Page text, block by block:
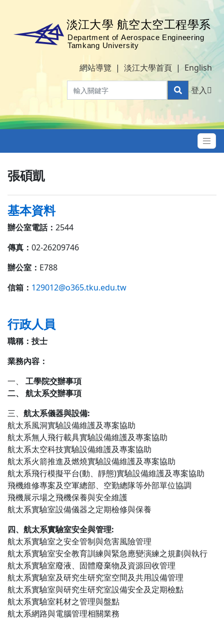
網站導覽 | 淡江大學首頁 | English
登入
張碩凱
基本資料
辦公室電話： 2544
傳真： 02-26209746
辦公室： E788
信箱： 129012@o365.tku.edu.tw
行政人員
職稱：技士
業務內容：
一、 工學院交辦事項
二、 航太系交辦事項
三、 航太系儀器與設備:
航太系風洞實驗設備維護及專案協助
航太系無人飛行載具實驗設備維護及專案協助
航太系太空科技實驗設備維護及專案協助
航太系火箭推進及燃燒實驗設備維護及專案協助
航太系飛行模擬平台(動、靜態)實驗設備維護及專案協助
飛機維修專案及空軍總部、空勤總隊等外部單位協調
飛機展示場之飛機保養與安全維護
航太系實驗室設備儀器之定期檢修與保養
四、航太系實驗室安全與管理:
航太系實驗室之安全管制與危害風險管理
航太系實驗室安全教育訓練與緊急應變演練之規劃與執行
航太系實驗室廢液、固體廢棄物及資源回收管理
航太系實驗室及研究生研究室空間及共用設備管理
航太系實驗室與研究生研究室設備安全及定期檢點
航太系實驗室耗材之管理與盤點
航太系網路與電腦管理相關業務